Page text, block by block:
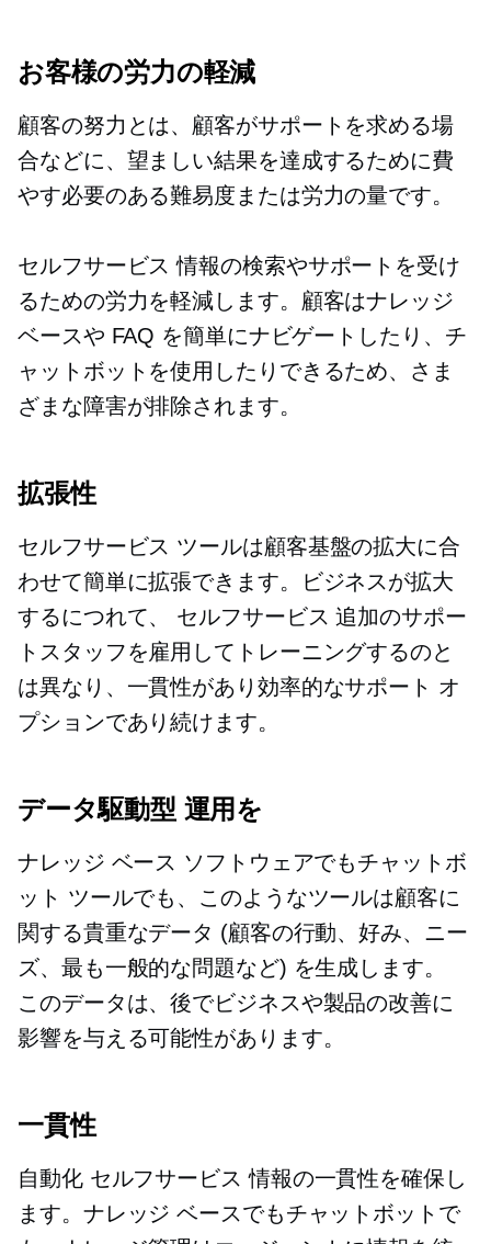
お客様の労力の軽減
顧客の努力とは、顧客がサポートを求める場
合などに、望ましい結果を達成するために費
やす必要のある難易度または労力の量です。
セルフサービス 情報の検索やサポートを受け
るための労力を軽減します。顧客はナレッジ
ベースや FAQ を簡単にナビゲートしたり、チ
ャットボットを使用したりできるため、さま
ざまな障害が排除されます。
拡張性
セルフサービス ツールは顧客基盤の拡大に合
わせて簡単に拡張できます。ビジネスが拡大
するにつれて、 セルフサービス 追加のサポー
トスタッフを雇用してトレーニングするのと
は異なり、一貫性があり効率的なサポート オ
プションであり続けます。
データ駆動型 運用を
ナレッジ ベース ソフトウェアでもチャットボ
ット ツールでも、このようなツールは顧客に
関する貴重なデータ (顧客の行動、好み、ニー
ズ、最も一般的な問題など) を生成します。
このデータは、後でビジネスや製品の改善に
影響を与える可能性があります。
一貫性
自動化 セルフサービス 情報の一貫性を確保し
ます。ナレッジ ベースでもチャットボットで